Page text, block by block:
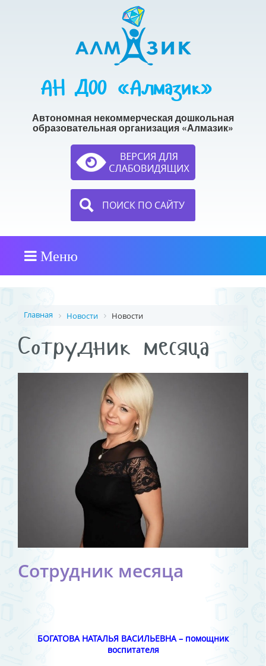
АН ДОО «Алмазик»
Автономная некоммерческая дошкольная
образовательная организация «Алмазик»
ПОИСК ПО САЙТУ
Меню
Главная Новости Новости
Сотрудник месяца
Сотрудник месяца
БОГАТОВА НАТАЛЬЯ ВАСИЛЬЕВНА – помощник
воспитателя